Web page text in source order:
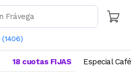
(1406)
18 cuotas FIJAS Especial Café